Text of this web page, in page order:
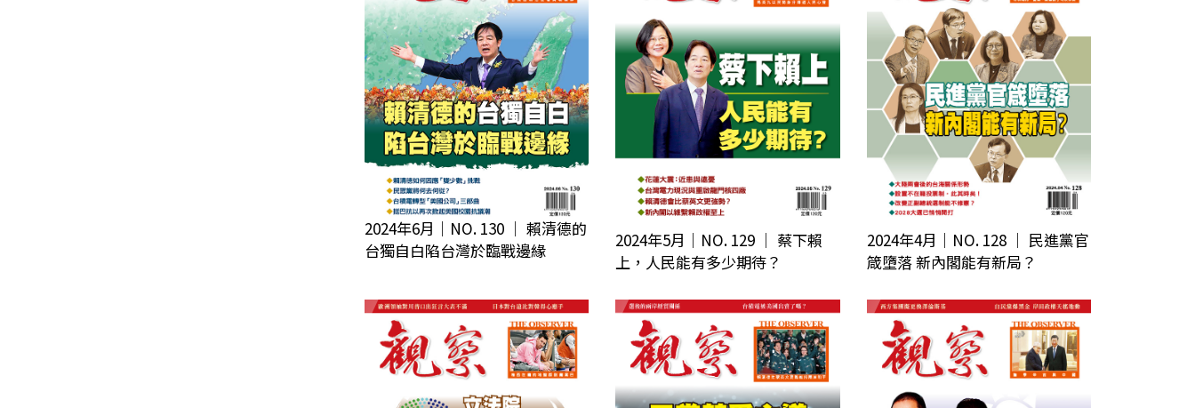
2024年6月｜NO. 130 │ 賴清德的
台獨自白陷台灣於臨戰邊緣
2024年5月｜NO. 129 │ 蔡下賴
上，人民能有多少期待？
2024年4月｜NO. 128 │ 民進黨官
箴墮落 新內閣能有新局？